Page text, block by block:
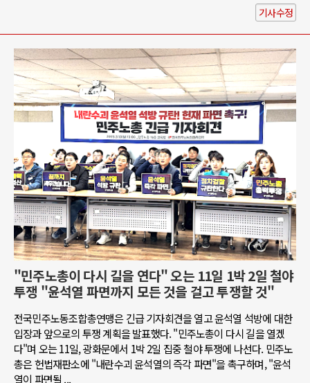
기사수정
"민주노총이 다시 길을 연다" 오는 11일 1박 2일 철야
투쟁 "윤석열 파면까지 모든 것을 걸고 투쟁할 것"
전국민주노동조합총연맹은 긴급 기자회견을 열고 윤석열 석방에 대한
입장과 앞으로의 투쟁 계획을 발표했다. "민주노총이 다시 길을 열겠
다"며 오는 11일, 광화문에서 1박 2일 집중 철야 투쟁에 나선다. 민주노
총은 헌법재판소에 "내란수괴 윤석열의 즉각 파면"을 촉구하며, "윤석
열이 파면될 ...